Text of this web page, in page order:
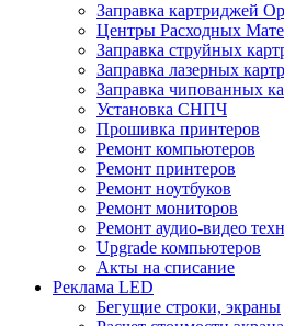
Заправка картриджей
Центры Расходных
Заправка струйных
Заправка лазерных
Заправка чипованных
Установка СНПЧ
Прошивка принтеров
Ремонт компьютеров
Ремонт принтеров
Ремонт ноутбуков
Ремонт мониторов
Ремонт аудио-видео
Upgrade компьютеров
Акты на списание
Реклама LED
Бегущие строки, экраны